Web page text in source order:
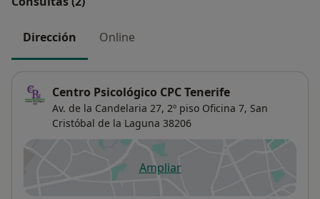
Dirección Online
Centro Psicológico CPC Tenerife
Av. de la Candelaria 27, 2º piso Oficina 7, San
Cristóbal de la Laguna 38206
Ampliarse abre en una nueva